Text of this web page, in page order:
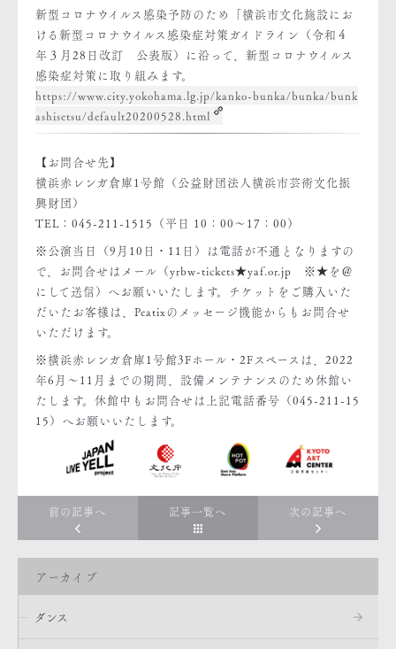
新型コロナウイルス感染予防のため「横浜市文化施設にお
ける新型コロナウイルス感染症対策ガイドライン（令和４
年３月28日改訂 公表版）に沿って、新型コロナウイルス
感染症対策に取り組みます。
https://www.city.yokohama.lg.jp/kanko-bunka/bunka/bunk
ashisetsu/default20200528.html
【お問合せ先】
横浜赤レンガ倉庫1号館（公益財団法人横浜市芸術文化振
興財団）
TEL：045-211-1515（平日 10：00～17：00）
※公演当日（9月10日・11日）は電話が不通となりますの
で、お問合せはメール（yrbw-tickets★yaf.or.jp ※★を＠
にして送信）へお願いいたします。チケットをご購入いた
だいたお客様は、Peatixのメッセージ機能からもお問合せ
いただけます。
※横浜赤レンガ倉庫1号館3Fホール・2Fスペースは、2022
年6月～11月までの期間、設備メンテナンスのため休館い
たします。休館中もお問合せは上記電話番号（045-211-15
15）へお願いいたします。
前の記事へ 記事一覧へ 次の記事へ
アーカイブ
ダンス